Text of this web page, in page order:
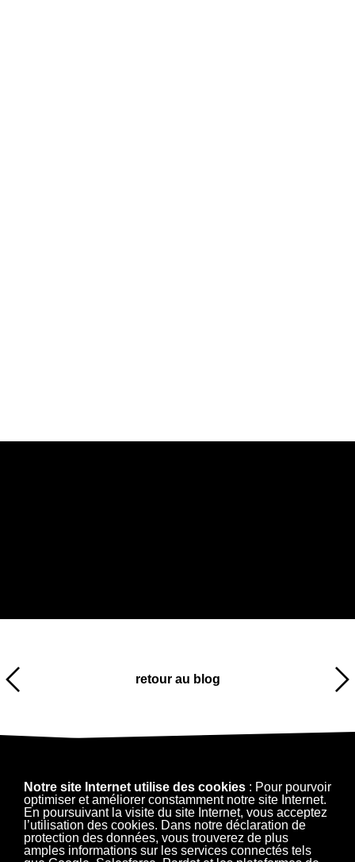
retour au blog
Notre site Internet utilise des cookies : Pour pourvoir
optimiser et améliorer constamment notre site Internet.
En poursuivant la visite du site Internet, vous acceptez
l’utilisation des cookies. Dans notre déclaration de
protection des données, vous trouverez de plus
amples informations sur les services connectés tels